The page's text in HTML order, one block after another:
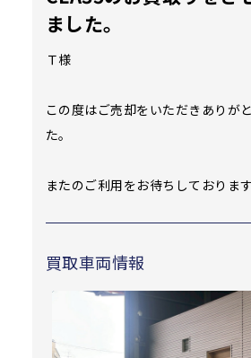
ました。
Ｔ様
この度はご売却をいただきありが
た。
またのご利用をお待ちしております
買取車両情報